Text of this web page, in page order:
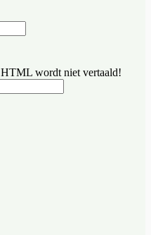
HTML wordt niet vertaald!